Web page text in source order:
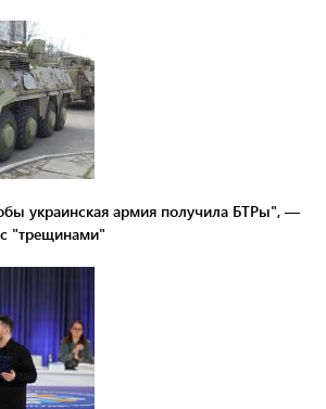
украинская армия получила БТРы", —
"трещинами"